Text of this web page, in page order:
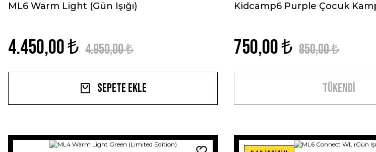
ML6 Warm Light (Gün Işığı)
4.450,00 ₺ 4.950,00 ₺
Sepete Ekle
Kidcamp6 Purple Çocuk
750,00 ₺ 850,00 ₺
TÜKENDİ